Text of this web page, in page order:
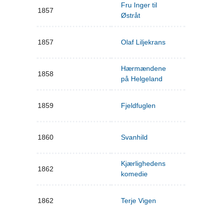
1857
Fru Inger til
Østråt
1857 Olaf Liljekrans
1858
Hærmændene
på Helgeland
1859 Fjeldfuglen
1860 Svanhild
1862
Kjærlighedens
komedie
1862 Terje Vigen